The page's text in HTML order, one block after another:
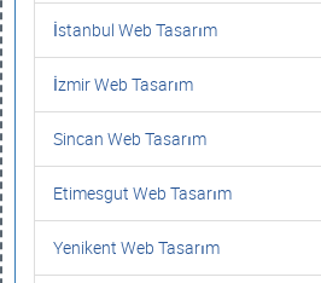
İstanbul Web Tasarım
İzmir Web Tasarım
Sincan Web Tasarım
Etimesgut Web Tasarım
Yenikent Web Tasarım